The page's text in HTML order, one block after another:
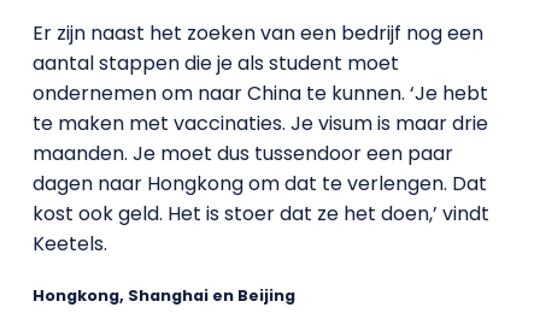
Er zijn naast het zoeken van een bedrijf nog een
aantal stappen die je als student moet
ondernemen om naar China te kunnen. ‘Je hebt
te maken met vaccinaties. Je visum is maar drie
maanden. Je moet dus tussendoor een paar
dagen naar Hongkong om dat te verlengen. Dat
kost ook geld. Het is stoer dat ze het doen,’ vindt
Keetels.
Hongkong, Shanghai en Beijing